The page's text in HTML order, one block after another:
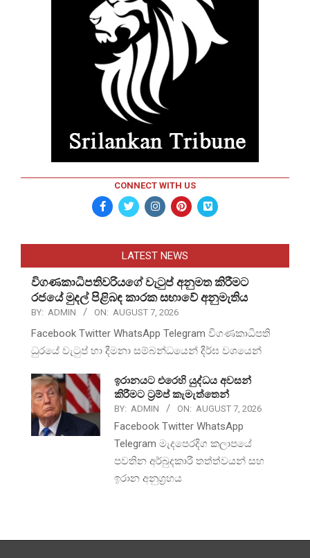
CONNECT WITH US
LATEST NEWS
විගණකාධිපතිවරියගේ වැටුප් අනුමත කිරීමට
රජයේ මුදල් පිළිබඳ කාරක සභාවේ අනුමැතිය
BY: ADMIN ON: AUGUST 7, 2026
Facebook Twitter WhatsApp Telegram විගණකාධිපති
ධුරයේ වැටුප් හා දීමනා සම්බන්ධයෙන් දීර්ඝ වශයෙන්
ඉරානයට එරෙහි යුද්ධය අවසන්
කිරීමට ට්‍රම්ප් කැමැත්තෙන්
BY: ADMIN ON: AUGUST 7, 2026
Facebook Twitter WhatsApp
Telegram මැදපෙරදිග කලාපයේ
පවතින අර්බුදකාරී තත්ත්වයන් සහ
ඉරාන අනුග්‍රහය